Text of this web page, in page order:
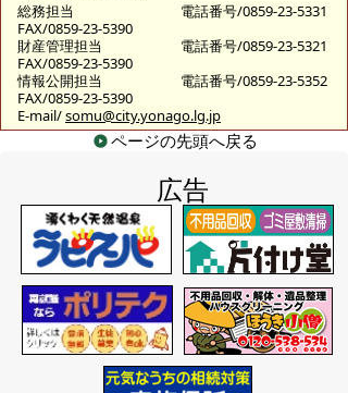
総務担当
電話番号/0859-23-5331
FAX/0859-23-5390
財産管理担当
電話番号/0859-23-5321
FAX/0859-23-5390
情報公開担当
電話番号/0859-23-5352
FAX/0859-23-5390
E-mail/somu@city.yonago.lg.jp
ページの先頭へ戻る
広告